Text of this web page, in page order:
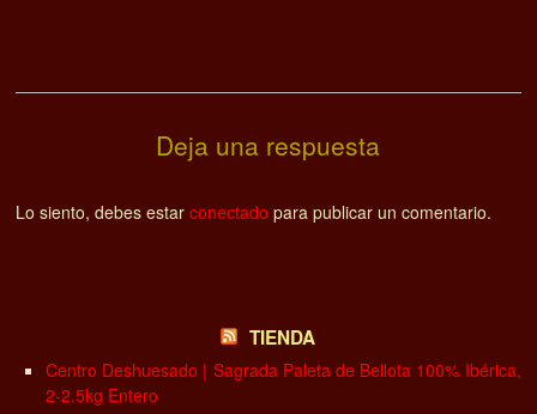
Deja una respuesta
Lo siento, debes estarconectado para publicar un comentario.
TIENDA
Centro Deshuesado | Sagrada Paleta de Bellota 100% Ibérica,
2-2.5kg Entero